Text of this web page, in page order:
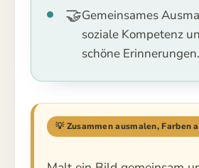
🤝Gemeinsames
soziale Kompetenz
schöne Erinnerungen.
💡 Zusammen ausmalen, Farben